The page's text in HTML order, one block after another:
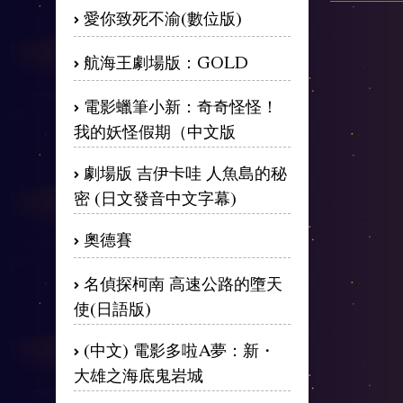
愛你致死不渝(數位版)
航海王劇場版：GOLD
電影蠟筆小新：奇奇怪怪！
我的妖怪假期（中文版
劇場版 吉伊卡哇 人魚島的秘
密 (日文發音中文字幕)
奧德賽
名偵探柯南 高速公路的墮天
使(日語版)
(中文) 電影多啦A夢：新・
大雄之海底鬼岩城